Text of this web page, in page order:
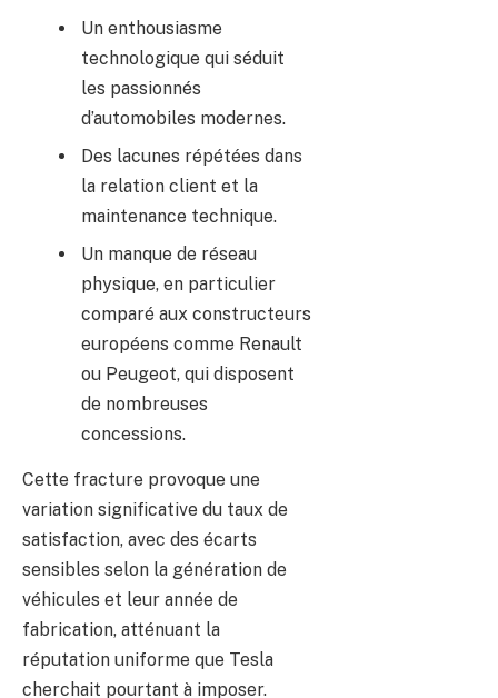
Un enthousiasme
technologique qui séduit
les passionnés
d’automobiles modernes.
Des lacunes répétées dans
la relation client et la
maintenance technique.
Un manque de réseau
physique, en particulier
comparé aux constructeurs
européens comme Renault
ou Peugeot, qui disposent
de nombreuses
concessions.
Cette fracture provoque une
variation significative du taux de
satisfaction, avec des écarts
sensibles selon la génération de
véhicules et leur année de
fabrication, atténuant la
réputation uniforme que Tesla
cherchait pourtant à imposer.